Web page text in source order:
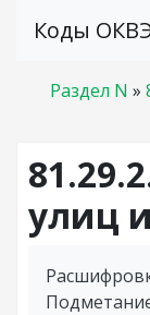
Коды
Раздел N »
улиц